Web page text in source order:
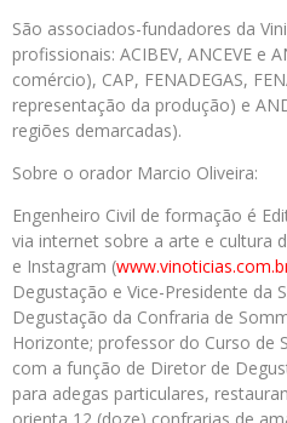
São associados-fundadores da
profissionais: ACIBEV, ANCEVE e
comércio), CAP, FENADEGAS,
representação da produção) e
regiões demarcadas).
Sobre o orador Marcio Oliveira:
Engenheiro Civil de formação é
via internet sobre a arte e cultura
e Instagram (
Degustação e Vice-Presidente da
Degustação da Confraria de
Horizonte; professor do Curso de
com a função de Diretor de
para adegas particulares,